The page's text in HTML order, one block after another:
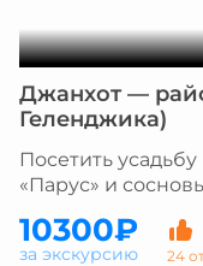
Джанхот —
Геленджика)
Посетить
«Парус» и
10300₽
24
за экскурсию